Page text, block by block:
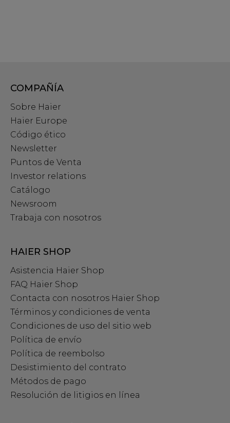
COMPAÑÍA
Sobre Haier
Haier Europe
Código ético
Newsletter
Puntos de Venta
Investor relations
Catálogo
Newsroom
Trabaja con nosotros
HAIER SHOP
Asistencia Haier Shop
FAQ Haier Shop
Contacta con nosotros Haier Shop
Términos y condiciones de venta
Condiciones de uso del sitio web
Política de envío
Política de reembolso
Desistimiento del contrato
Métodos de pago
Resolución de litigios en línea